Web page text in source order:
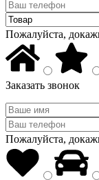
Пожалуйста,
Заказать звонок
Пожалуйста,